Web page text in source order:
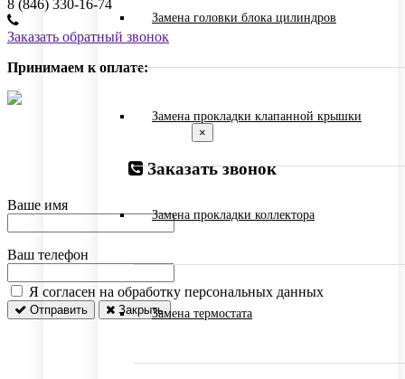
Замена головки блока цилиндров
Замена прокладки клапанной крышки
Замена прокладки коллектора
Замена термостата
8 (846) 330-16-74
Заказать обратный звонок
Принимаем к оплате:
×
Заказать звонок
Ваше имя
Ваш телефон
Я согласен на обработку персональных данных
Отправить Закрыть